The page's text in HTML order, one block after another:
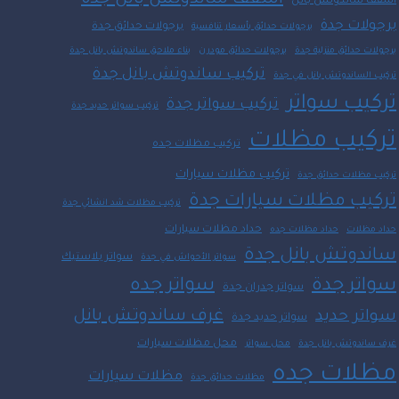
برجولات جدة برجولات حدائق بأسعار تنافسية برجولات حدائق جدة
برجولات حدائق منزلية جدة برجولات حدائق مودرن بناء ملاحق ساندوتش بانل جدة
تركيب الساندوتش بانل في جدة تركيب ساندوتش بانل جدة
تركيب سواتر تركيب سواتر جدة تركيب سواتر حديد جدة
تركيب مظلات تركيب مظلات جده
تركيب مظلات حدائق جدة تركيب مظلات سيارات
تركيب مظلات سيارات جدة تركيب مظلات شد انشائي جدة
حداد مظلات حداد مظلات جده حداد مظلات سيارات
ساندوتش بانل جدة سواتر الأحواش في جدة سواتر بلاستيك
سواتر جدة سواتر جدران جدة سواتر جده
سواتر حديد سواتر حديد جدة غرف ساندوتش بانل
غرف ساندوتش بانل جدة محل سواتر محل مظلات سيارات
مظلات جده مظلات حدائق جدة مظلات سيارات